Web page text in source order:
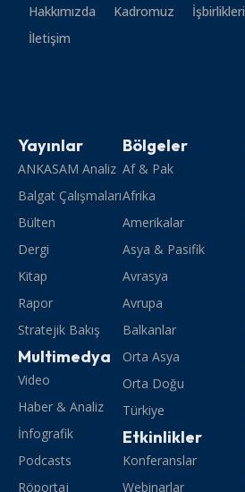
Hakkımızda Kadromuz İşbirlikleri
İletişim
Yayınlar
ANKASAM Analiz
Balgat Çalışmaları
Bülten
Dergi
Kitap
Rapor
Stratejik Bakış
Multimedya
Video
Haber & Analiz
İnfografik
Podcasts
Röportaj
Bölgeler
Af & Pak
Afrika
Amerikalar
Asya & Pasifik
Avrasya
Avrupa
Balkanlar
Orta Asya
Orta Doğu
Türkiye
Etkinlikler
Konferanslar
Webinarlar